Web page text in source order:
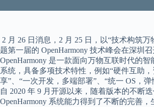
2 月 26 日消息，2 月 25 日，以“技术构筑万
题第一届的 OpenHarmony 技术峰会在深圳召
OpenHarmony 是一款面向万物互联时代的智
系统，具备多项技术特性，例如“硬件互助
享”、“一次开发，多端部署”、“统一 OS，弹
自 2020 年 9 月开源以来，随着版本的不断迭
OpenHarmony 系统能力得到了不断的完善，